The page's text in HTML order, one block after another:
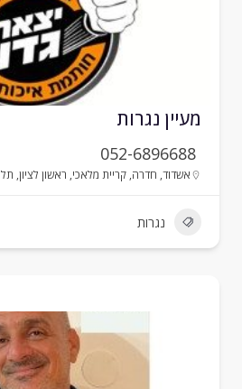
נגרות
052-6896688
חדרה,קריית מלאכי,ראשון לציון,תל אביב - יפו
נגרות